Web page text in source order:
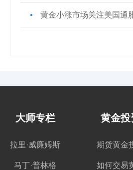
黄金小涨市场关注美国通
大师专栏
拉里·威廉姆斯
马丁·普林格
黄金投
期货黄金
如何交易